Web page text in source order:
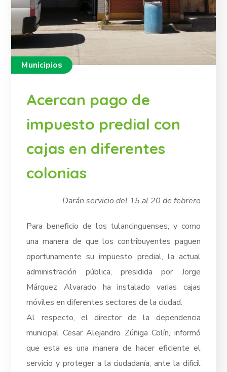
Municipios
Acercan pago de
impuesto predial con
cajas en diferentes
colonias
Darán servicio del 15 al 20 de febrero
Para beneficio de los tulancinguenses, y como
una manera de que los contribuyentes paguen
oportunamente su impuesto predial, la actual
administración pública, presidida por Jorge
Márquez Alvarado ha instalado varias cajas
móviles en diferentes sectores de la ciudad.
Al respecto, el director de la dependencia
municipal Cesar Alejandro Zúñiga Colín, informó
que esta es una manera de hacer eficiente el
servicio y proteger a la ciudadanía, ante la difícil